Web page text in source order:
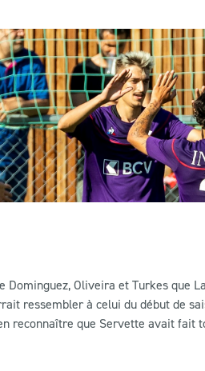
Oliveira et Turkes que
ressembler à celui du début de
reconnaître que Servette avait fait